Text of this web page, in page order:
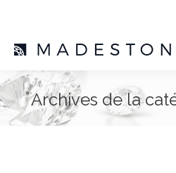
Archives de la